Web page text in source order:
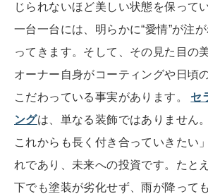
じられないほど美しい状態を保って
一台一台には、明らかに“愛情”が注
ってきます。そして、その見た目の
オーナー自身がコーティングや日頃
こだわっている事実があります。 セ
ングは、単なる装飾ではありません
これからも長く付き合っていきたい
れであり、未来への投資です。たと
下でも塗装が劣化せず、雨が降って